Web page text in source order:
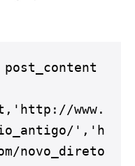
post_content
www.
','h
novo_direto